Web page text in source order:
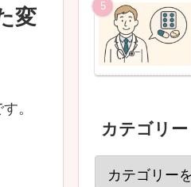
変
。
カテゴリー